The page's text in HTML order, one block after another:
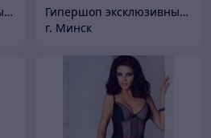
Гипершоп эксклюзивных товаров
Гипершоп эксклюзивных товаров
г. Минск